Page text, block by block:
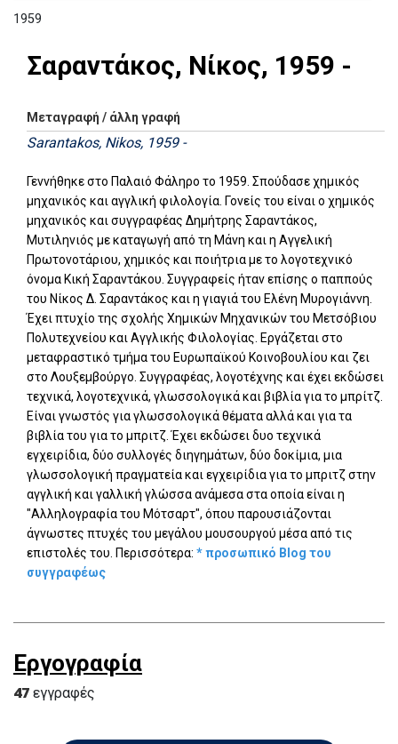
1959
Σαραντάκος, Νίκος, 1959 -
Μεταγραφή / άλλη γραφή
Sarantakos, Nikos, 1959 -
Γεννήθηκε στο Παλαιό Φάληρο το 1959. Σπούδασε χημικός
μηχανικός και αγγλική φιλολογία. Γονείς του είναι ο χημικός
μηχανικός και συγγραφέας Δημήτρης Σαραντάκος,
Μυτιληνιός με καταγωγή από τη Μάνη και η Αγγελική
Πρωτονοτάριου, χημικός και ποιήτρια με το λογοτεχνικό
όνομα Κική Σαραντάκου. Συγγραφείς ήταν επίσης ο παππούς
του Νίκος Δ. Σαραντάκος και η γιαγιά του Ελένη Μυρογιάννη.
Έχει πτυχίο της σχολής Χημικών Μηχανικών του Μετσόβιου
Πολυτεχνείου και Αγγλικής Φιλολογίας. Εργάζεται στο
μεταφραστικό τμήμα του Ευρωπαϊκού Κοινοβουλίου και ζει
στο Λουξεμβούργο. Συγγραφέας, λογοτέχνης και έχει εκδώσει
τεχνικά, λογοτεχνικά, γλωσσολογικά και βιβλία για το μπρίτζ.
Είναι γνωστός για γλωσσολογικά θέματα αλλά και για τα
βιβλία του για το μπριτζ. Έχει εκδώσει δυο τεχνικά
εγχειρίδια, δύο συλλογές διηγημάτων, δύο δοκίμια, μια
γλωσσολογική πραγματεία και εγχειρίδια για το μπριτζ στην
αγγλική και γαλλική γλώσσα ανάμεσα στα οποία είναι η
"Αλληλογραφία του Μότσαρτ", όπου παρουσιάζονται
άγνωστες πτυχές του μεγάλου μουσουργού μέσα από τις
επιστολές του. Περισσότερα: * προσωπικό Blog του
συγγραφέως
Εργογραφία
47 εγγραφές